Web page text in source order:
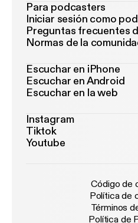
Para podcasters
Iniciar sesión como
Preguntas frecuentes
Normas de la
Escuchar en iPhone
Escuchar en Android
Escuchar en la web
Instagram
Tiktok
Youtube
Código de
Política de
Términos
Política de